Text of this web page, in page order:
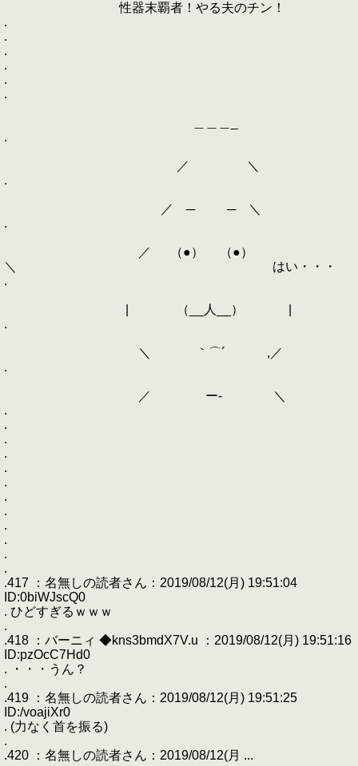
性器末覇者！やる夫のチン！
.
.
.
.
.
.
.
／ ＼
.
／ ─ ─ ＼
.
／ （●） （●）
＼ はい・・・
.
| （__人__） |
.
＼ ｀⌒´ ,／
.
／ ー‐ ＼
.
.
.
.
.
.
.
.
.
.
.
.
.417 ：名無しの読者さん：2019/08/12(月) 19:51:04
ID:0biWJscQ0
. ひどすぎるｗｗｗ
.
.418 ：バーニィ ◆kns3bmdX7V.u ：2019/08/12(月) 19:51:16
ID:pzOcC7Hd0
. ・・・うん？
.
.419 ：名無しの読者さん：2019/08/12(月) 19:51:25
ID:/voajiXr0
. (力なく首を振る)
.
.420 ：名無しの読者さん：2019/08/12(月 ...